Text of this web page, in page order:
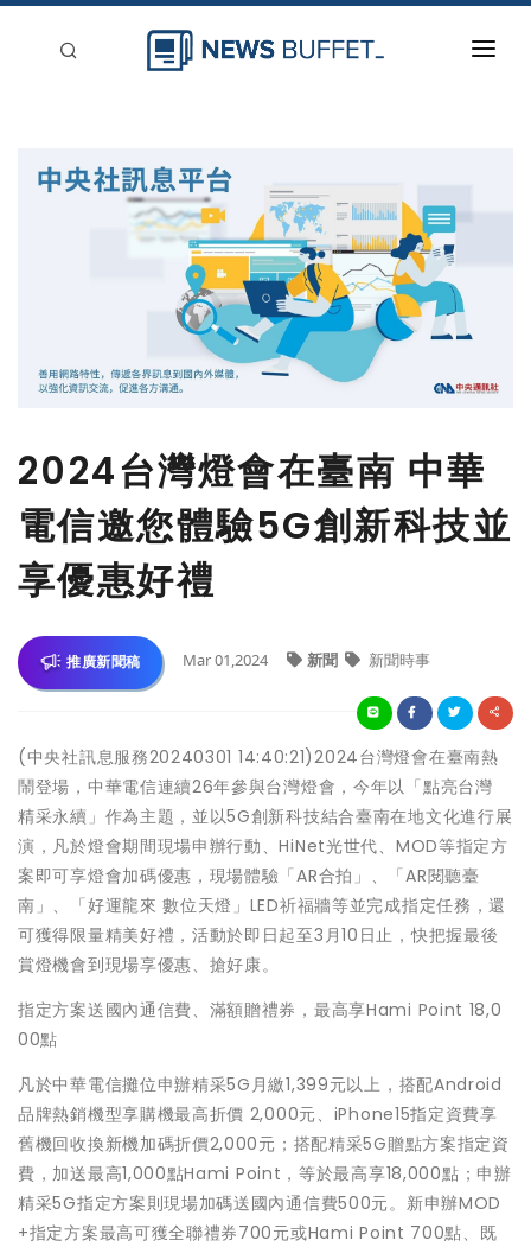
2024台灣燈會在臺南 中華
電信邀您體驗5G創新科技並
享優惠好禮
推廣新聞稿 Mar 01,2024 新聞 新聞時事
(中央社訊息服務20240301 14:40:21)2024台灣燈會在臺南熱
鬧登場，中華電信連續26年參與台灣燈會，今年以「點亮台灣
精采永續」作為主題，並以5G創新科技結合臺南在地文化進行展
演，凡於燈會期間現場申辦行動、HiNet光世代、MOD等指定方
案即可享燈會加碼優惠，現場體驗「AR合拍」、「AR閱聽臺
南」、「好運龍來 數位天燈」LED祈福牆等並完成指定任務，還
可獲得限量精美好禮，活動於即日起至3月10日止，快把握最後
賞燈機會到現場享優惠、搶好康。
指定方案送國內通信費、滿額贈禮券，最高享Hami Point 18,0
00點
凡於中華電信攤位申辦精采5G月繳1,399元以上，搭配Android
品牌熱銷機型享購機最高折價 2,000元、iPhone15指定資費享
舊機回收換新機加碼折價2,000元；搭配精采5G贈點方案指定資
費，加送最高1,000點Hami Point，等於最高享18,000點；申辦
精采5G指定方案則現場加碼送國內通信費500元。新申辦MOD
+指定方案最高可獲全聯禮券700元或Hami Point 700點、既